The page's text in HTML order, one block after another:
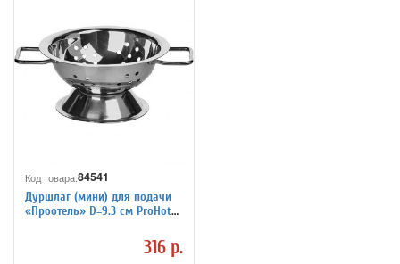
Код товара:84541
Дуршлаг (мини) для подачи
«Проотель» D=9.3 см ProHotel
316 р.